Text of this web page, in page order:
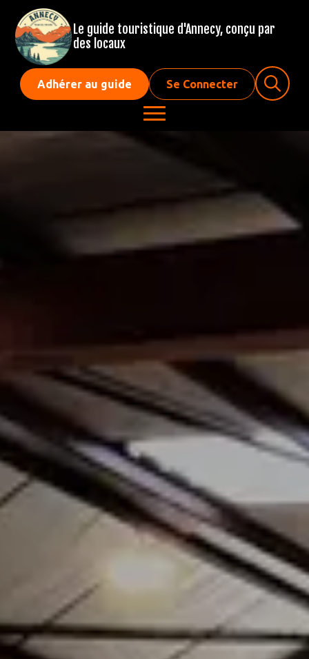
Le guide touristique d'Annecy, conçu par
des locaux
Adhérer au guide Se Connecter